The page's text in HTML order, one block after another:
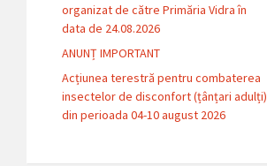
organizat de către Primăria Vidra în
data de 24.08.2026
ANUNȚ IMPORTANT
Acțiunea terestră pentru combaterea
insectelor de disconfort (țânțari adulți)
din perioada 04-10 august 2026